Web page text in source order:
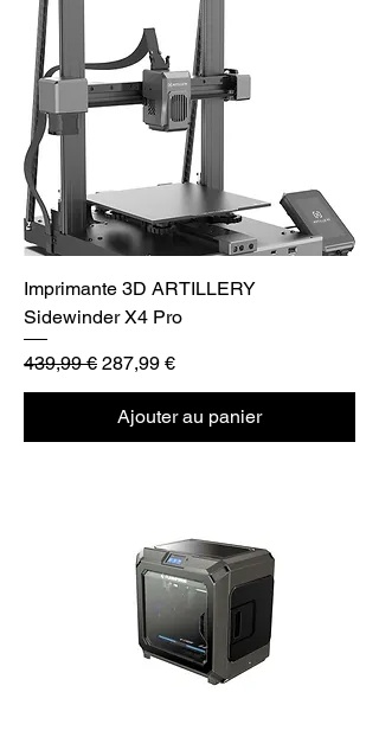
Imprimante 3D ARTILLERY
Sidewinder X4 Pro
Prix original
439,99 € Prix promotionnel
287,99 €
Ajouter au panier